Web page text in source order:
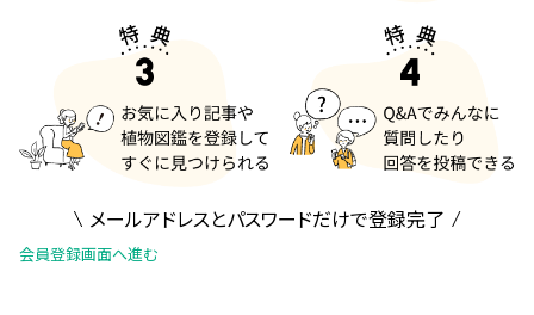
メールアドレスとパスワードだけで登録完了
会員登録画面へ進む